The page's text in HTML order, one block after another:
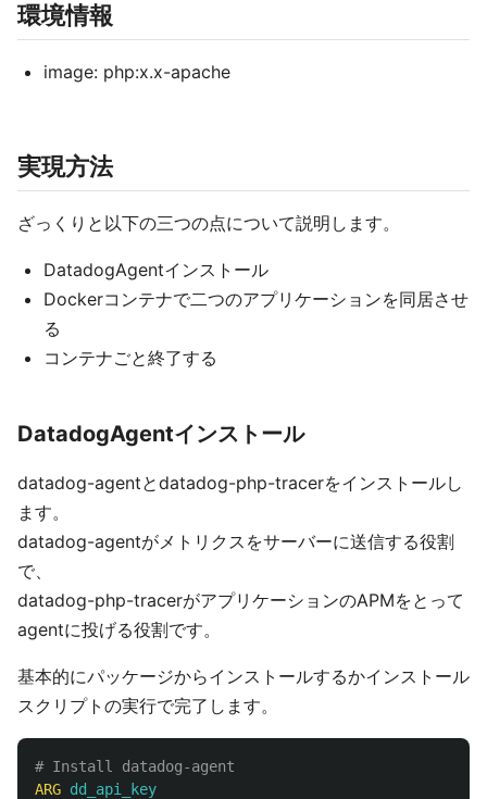
環境情報
image: php:x.x-apache
実現方法
ざっくりと以下の三つの点について説明します。
DatadogAgentインストール
Dockerコンテナで二つのアプリケーションを同居させ
る
コンテナごと終了する
DatadogAgentインストール
datadog-agentとdatadog-php-tracerをインストールし
ます。
datadog-agentがメトリクスをサーバーに送信する役割
で、
datadog-php-tracerがアプリケーションのAPMをとって
agentに投げる役割です。
基本的にパッケージからインストールするかインストール
スクリプトの実行で完了します。
# Install datadog-agent
ARG dd_api_key